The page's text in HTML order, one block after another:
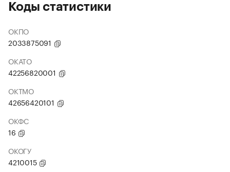
Коды статистики
ОКПО
2033875091
ОКАТО
42256820001
ОКТМО
42656420101
ОКФС
16
ОКОГУ
4210015